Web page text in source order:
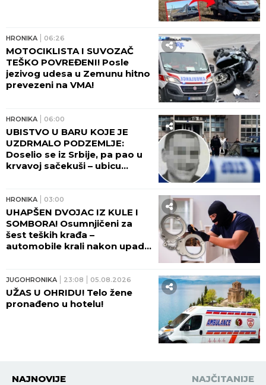
HRONIKA 06:26
MOTOCIKLISTA I SUVOZAČ
TEŠKO POVREĐENI! Posle
jezivog udesa u Zemunu hitno
prevezeni na VMA!
HRONIKA 06:00
UBISTVO U BARU KOJE JE
UZDRMALO PODZEMLJE:
Doselio se iz Srbije, pa pao u
krvavoj sačekuši – ubicu
HRONIKA 03:00
UHAPŠEN DVOJAC IZ KULE I
SOMBORA! Osumnjičeni za
šest teških krađa –
automobile krali nakon upada
JUGOHRONIKA 23:08 05.08.2026
UŽAS U OHRIDU! Telo žene
pronađeno u hotelu!
NAJNOVIJE NAJČITANIJE